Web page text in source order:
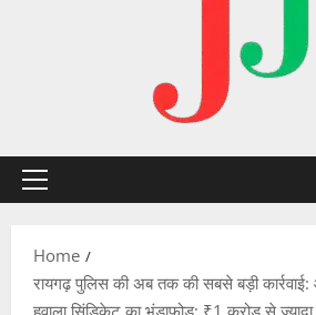
Primary
Home
रायगढ़ पुलिस की अब तक की सबसे बड़ी
हवाला सिंडिकेट का भंडाफोड़; ₹1 करोड़ से